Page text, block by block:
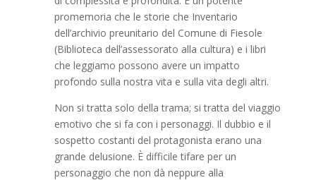
promemoria che le storie che Inventario
dell’archivio preunitario del Comune di Fiesole
(Biblioteca dell’assessorato alla cultura) e i libri
che leggiamo possono avere un impatto
profondo sulla nostra vita e sulla vita degli altri.
Non si tratta solo della trama; si tratta del viaggio
emotivo che si fa con i personaggi. Il dubbio e il
sospetto costanti del protagonista erano una
grande delusione. È difficile tifare per un
personaggio che non dà neppure alla